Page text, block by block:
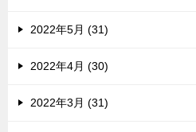
2022年5月 (31)
2022年4月 (30)
2022年3月 (31)